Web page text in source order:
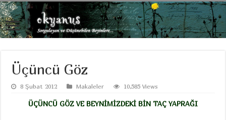
Üçüncü Göz
8 Şubat 2012 Makaleler 10,585 Views
ÜÇÜNCÜ GÖZ VE BEYNİMİZDEKİ BİN TAÇ YAPRAĞI